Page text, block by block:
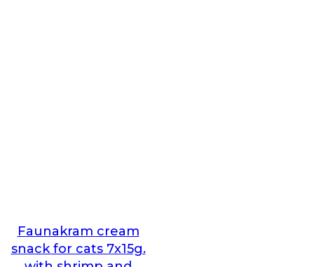
Faunakram cream
snack for cats 7x15g.